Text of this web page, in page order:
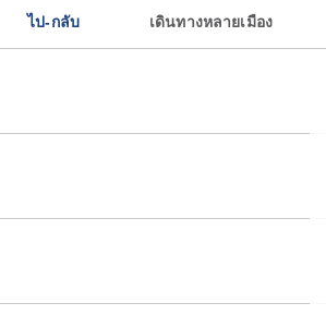
ไป-กลับ เดินทางหลายเมือง